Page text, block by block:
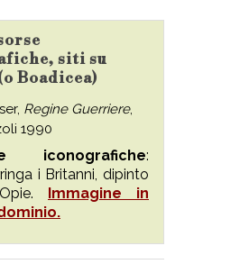
siti su
Boadicea)
Regine Guerriere,
1990
iconografiche:
i Britanni, dipinto
Immagine in